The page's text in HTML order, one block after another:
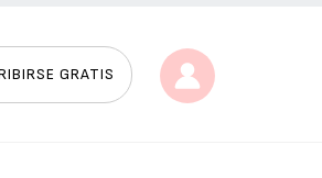
GRATIS